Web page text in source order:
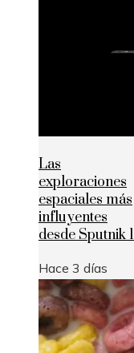
Las
exploraciones
espaciales más
influyentes
desde Sputnik 1
Hace 3 días